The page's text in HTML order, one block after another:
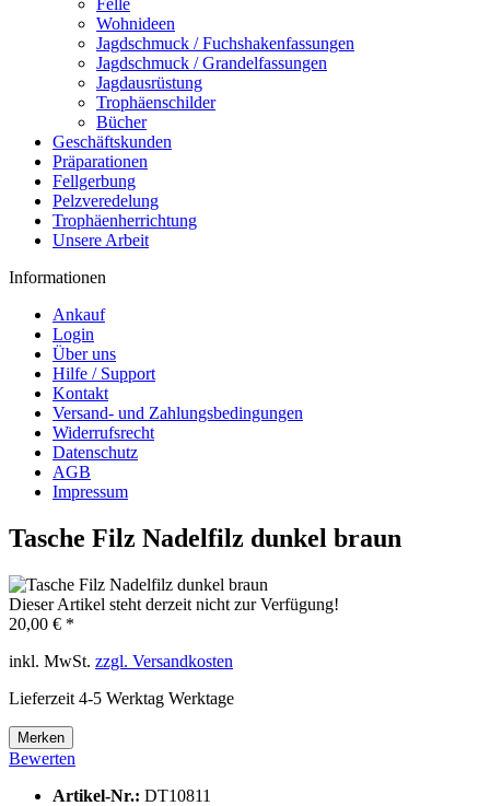
Felle
Wohnideen
Jagdschmuck / Fuchshakenfassungen
Jagdschmuck / Grandelfassungen
Jagdausrüstung
Trophäenschilder
Bücher
Geschäftskunden
Präparationen
Fellgerbung
Pelzveredelung
Trophäenherrichtung
Unsere Arbeit
Informationen
Ankauf
Login
Über uns
Hilfe / Support
Kontakt
Versand- und Zahlungsbedingungen
Widerrufsrecht
Datenschutz
AGB
Impressum
Tasche Filz Nadelfilz dunkel braun
Dieser Artikel steht derzeit nicht zur Verfügung!
20,00 € *
inkl. MwSt. zzgl. Versandkosten
Lieferzeit 4-5 Werktag Werktage
Merken
Bewerten
Artikel-Nr.: DT10811